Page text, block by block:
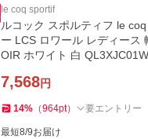
le coq sportif
ルコック スポルティフ le
ー LCS ロワール レディース
OIR ホワイト 白
7,568円
14% （964pt） 要エントリー
最短8/9お届け